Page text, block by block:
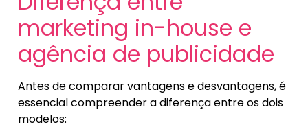
marketing in-house e
agência de publicidade
Antes de comparar vantagens e desvantagens, é
essencial compreender a diferença entre os dois
modelos: